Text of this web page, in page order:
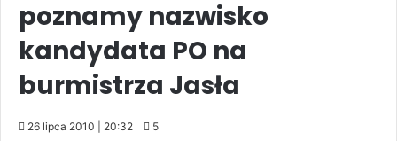
poznamy nazwisko
kandydata PO na
burmistrza Jasła
26 lipca 2010 | 20:32 5